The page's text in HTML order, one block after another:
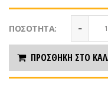
ΠΟΣΌΤΗΤΑ:
ΠΡΟΣΘΉΚΗ ΣΤΟ